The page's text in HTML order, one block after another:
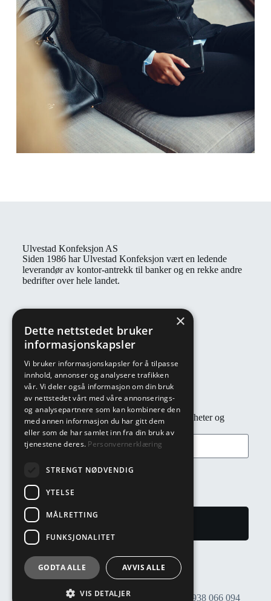
Ulvestad Konfeksjon AS
Siden 1986 har Ulvestad Konfeksjon vært en ledende
leverandør av kontor-antrekk til banker og en rekke andre
bedrifter over hele landet.
Åpningstider: Man - fre: 08:00 - 16:00
E-post: post@ulvestadkonfeksjon.no
Adresse: Täby vei 15, 1474 Fjellhamar
Nyhetsbrev
Abonner på nyhetsbrev for rask tilgang til nyheter og
tilbud!
© 2025 Ulvestad Konfeksjon AS Org. nr.: 938 066 094
×
Dette nettstedet bruker
informasjonskapsler
Vi bruker informasjonskapsler for å tilpasse
innhold, annonser og analysere trafikken
vår. Vi deler også informasjon om din bruk
av nettstedet vårt med våre annonserings-
og analysepartnere som kan kombinere den
med annen informasjon du har gitt dem
eller som de har samlet inn fra din bruk av
tjenestene deres. Personvernerklæring
STRENGT NØDVENDIG
YTELSE
MÅLRETTING
FUNKSJONALITET
GODTA ALLE AVVIS ALLE
VIS DETALJER